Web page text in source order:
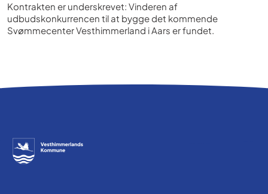
Kontrakten er underskrevet: Vinderen af
udbudskonkurrencen til at bygge det kommende
Svømmecenter Vesthimmerland i Aars er fundet.